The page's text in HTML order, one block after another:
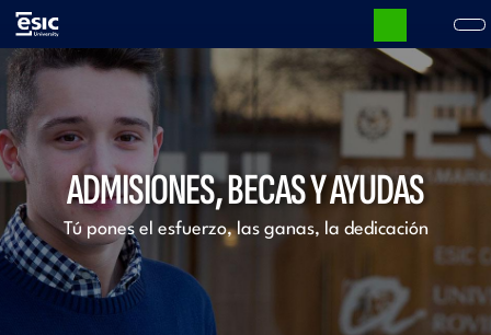
Pasar
contenido
principal
Main
navigation
ADMISIONES, BECAS Y AYUDAS
Tú pones el esfuerzo, las ganas, la dedicación